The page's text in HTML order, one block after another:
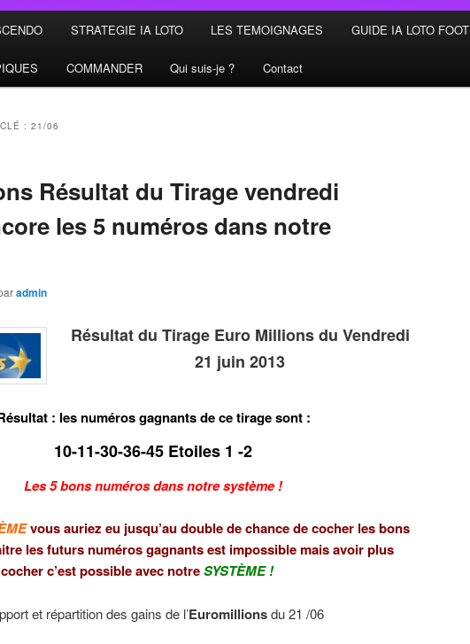
STRATEGIE IA LOTO LES TEMOIGNAGES GUIDE IA LOTO FOOT
COMMANDER Qui suis-je ? Contact
: 21/06
Résultat du Tirage vendredi
les 5 numéros dans notre
admin
Résultat du Tirage Euro Millions du Vendredi
21 juin 2013
: les numéros gagnants de ce tirage sont :
10-11-30-36-45 Etoiles 1 -2
Les 5 bons numéros dans notre système !
vous auriez eu jusqu’au double de chance de cocher les bons
les futurs numéros gagnants est impossible mais avoir plus
c’est possible avec notreSYSTÈME!
et répartition des gains de l’Euromillionsdu 21 /06